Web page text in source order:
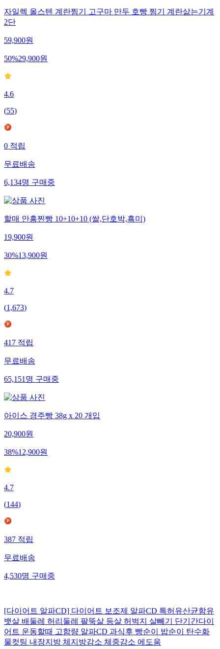
자일렉 올스텐 계란찜기 고구마 만두 호빵 찜기 계란삶는기계
2단
59,900원
50%29,900원
4.6
(55)
0 적립
무료배송
6,134명 구매중
할매 안흥찐빵 10+10+10 (쌀,단호박,흑미)
19,900원
30%13,900원
4.7
(1,673)
417 적립
무료배송
65,151 명 구매중
아이스 경주빵 38g x 20 개입
20,900원
38%12,900원
4.7
(144)
387 적립
무료배송
4,530명 구매중
[다이어트 알파CD] 다이어트 보조제 알파CD 특허유산균함유
뱃살 배둘레 허리둘레 팔뚝살 등살 허벅지 살빼기 단기간다이
어트 운동할때 고함량 알파CD 과식후 빵순이 밥순이 탄수화
물컷팅 내장지방 체지방감소 체중감소 에도움